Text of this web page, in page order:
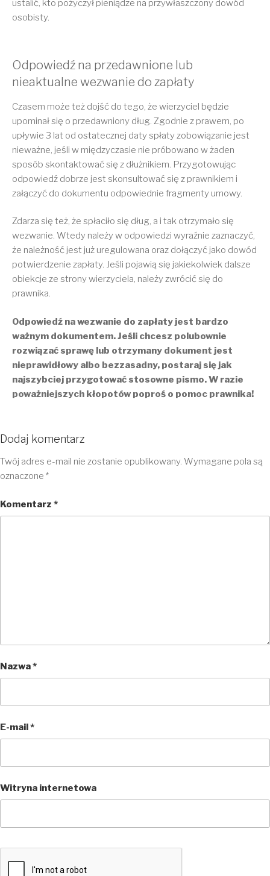
ustalić, kto pożyczył pieniądze na przywłaszczony dowód
osobisty.
Odpowiedź na przedawnione lub
nieaktualne wezwanie do zapłaty
Czasem może też dojść do tego, że wierzyciel będzie
upominał się o przedawniony dług. Zgodnie z prawem, po
upływie 3 lat od ostatecznej daty spłaty zobowiązanie jest
nieważne, jeśli w międzyczasie nie próbowano w żaden
sposób skontaktować się z dłużnikiem. Przygotowując
odpowiedź dobrze jest skonsultować się z prawnikiem i
załączyć do dokumentu odpowiednie fragmenty umowy.
Zdarza się też, że spłaciło się dług, a i tak otrzymało się
wezwanie. Wtedy należy w odpowiedzi wyraźnie zaznaczyć,
że należność jest już uregulowana oraz dołączyć jako dowód
potwierdzenie zapłaty. Jeśli pojawią się jakiekolwiek dalsze
obiekcje ze strony wierzyciela, należy zwrócić się do
prawnika.
Odpowiedź na wezwanie do zapłaty jest bardzo
ważnym dokumentem. Jeśli chcesz polubownie
rozwiązać sprawę lub otrzymany dokument jest
nieprawidłowy albo bezzasadny, postaraj się jak
najszybciej przygotować stosowne pismo. W razie
poważniejszych kłopotów poproś o pomoc prawnika!
Dodaj komentarz
Twój adres e-mail nie zostanie opublikowany. Wymagane pola są
oznaczone *
Komentarz *
Nazwa*
E-mail*
Witryna internetowa